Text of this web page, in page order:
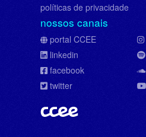
políticas de privacidade
nossos canais
portal CCEE
linkedin
facebook
twitter